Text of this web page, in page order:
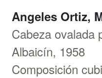
Angeles Ortiz,
Cabeza ovalada
Albaicín, 1958
Composición